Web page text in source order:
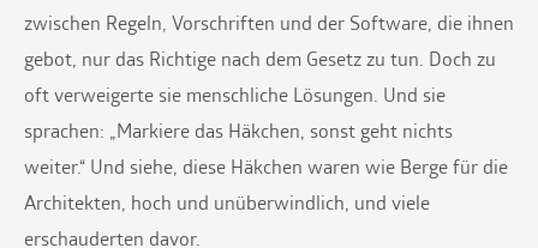
zwischen Regeln, Vorschriften und der Software, die ihnen
gebot, nur das Richtige nach dem Gesetz zu tun. Doch zu
oft verweigerte sie menschliche Lösungen. Und sie
sprachen: „Markiere das Häkchen, sonst geht nichts
weiter.“ Und siehe, diese Häkchen waren wie Berge für die
Architekten, hoch und unüberwindlich, und viele
erschauderten davor.